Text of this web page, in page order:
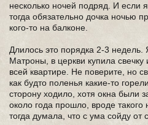
несколько ночей подряд. И если
тогда обязательно дочка ночью
кого-то на балконе.
Длилось это порядка 2-3
Матроны, в церкви купила
всей квартире. Не поверите, но
как будто поленья какие-то
сторону ходило, хотя окна были
около года прошло, вроде
тогда думала, что с ума сойду от